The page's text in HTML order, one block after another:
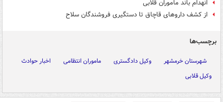
انهدام باند ماموران قلابی
از کشف داروهای قاچاق تا دستگیری فروشندگان سلاح
برچسب‌ها
شهرستان خرمشهر وکیل دادگستری ماموران انتظامی
اخبار حوادث
وکیل قلابی